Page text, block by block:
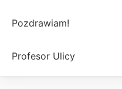
Pozdrawiam!
Profesor Ulicy